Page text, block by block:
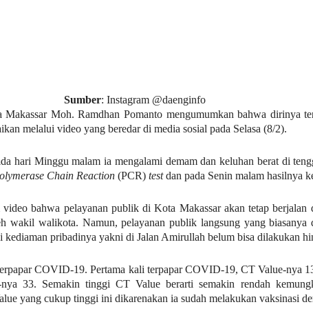
Sumber: Instagram @daenginfo
Makassar Moh. Ramdhan Pomanto mengumumkan bahwa dirinya
melalui video yang beredar di media sosial pada Selasa (8/2).
hari Minggu malam ia mengalami demam dan keluhan berat di
Chain Reaction (PCR) testdan pada Senin malam hasilnya
video bahwa pelayanan publik di Kota Makassar akan tetap berjalan
wakil walikota. Namun, pelayanan publik langsung yang biasanya
kediaman pribadinya yakni di Jalan Amirullah belum bisa dilakukan
COVID-19. Pertama kali terpapar COVID-19, CT Value-nya
33. Semakin tinggi CT Value berarti semakin rendah
yang cukup tinggi ini dikarenakan ia sudah melakukan vaksinasi